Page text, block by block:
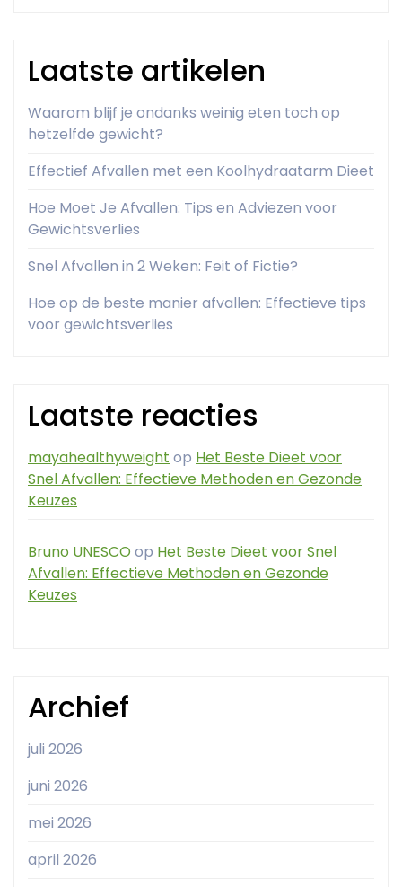
Laatste artikelen
Waarom blijf je ondanks weinig eten toch op
hetzelfde gewicht?
Effectief Afvallen met een Koolhydraatarm Dieet
Hoe Moet Je Afvallen: Tips en Adviezen voor
Gewichtsverlies
Snel Afvallen in 2 Weken: Feit of Fictie?
Hoe op de beste manier afvallen: Effectieve tips
voor gewichtsverlies
Laatste reacties
mayahealthyweight op Het Beste Dieet voor
Snel Afvallen: Effectieve Methoden en Gezonde
Keuzes
Bruno UNESCO op Het Beste Dieet voor Snel
Afvallen: Effectieve Methoden en Gezonde
Keuzes
Archief
juli 2026
juni 2026
mei 2026
april 2026